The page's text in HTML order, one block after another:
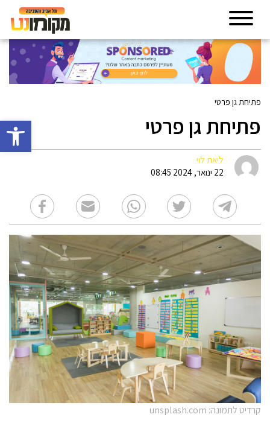
פתח
פתיחת גן פרטי
פתיחת גן פרטי
ליאת לוי
22 ינואר, 2024 08:45
קרדיט לתמונה: unsplash.com